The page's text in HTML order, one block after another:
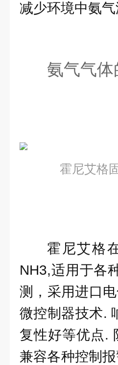
减少环境中氨
氨气气体
霍尼艾格
霍尼艾格
NH3,适用于各
测，采用进口
微控制器技术.
复性好等优点.
兼容各种控制